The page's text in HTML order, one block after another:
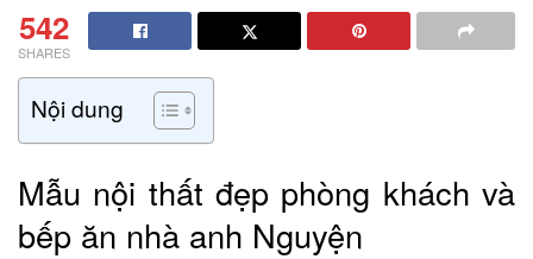
542
SHARES
Nội dung
Mẫu nội thất đẹp phòng khách và
bếp ăn nhà anh Nguyện